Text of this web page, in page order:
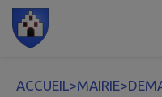
Contenu
ACCUEIL>MAIRIE>